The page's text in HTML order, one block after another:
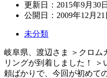
更新日： 2015年9月30日
公開日： 2009年12月21
未分類
岐阜県、渡辺さま ＞クロ
リングが到着しました！
頼ばかりで、今回が初めて